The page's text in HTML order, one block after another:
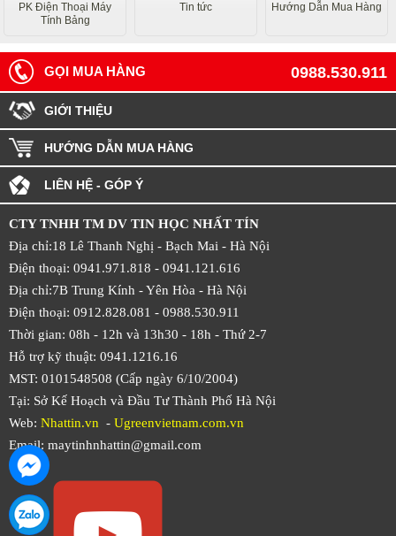
PK Điện Thoại Máy
Tính Bảng
Tin tức Hướng Dẫn Mua Hàng
0988.530.911
GỌI MUA HÀNG
GIỚI THIỆU
HƯỚNG DẪN MUA HÀNG
LIÊN HỆ - GÓP Ý
CTY TNHH TM DV TIN HỌC NHẤT TÍN
Địa chỉ:18 Lê Thanh Nghị - Bạch Mai - Hà Nội
Điện thoại: 0941.971.818 - 0941.121.616
Địa chỉ:7B Trung Kính - Yên Hòa - Hà Nội
Điện thoại: 0912.828.081 - 0988.530.911
Thời gian: 08h - 12h và 13h30 - 18h - Thứ 2-7
Hỗ trợ kỹ thuật: 0941.1216.16
MST: 0101548508 (Cấp ngày 6/10/2004)
Tại: Sở Kế Hoạch và Đầu Tư Thành Phố Hà Nội
Web: Nhattin.vn - Ugreenvietnam.com.vn
Email: maytinhnhattin@gmail.com